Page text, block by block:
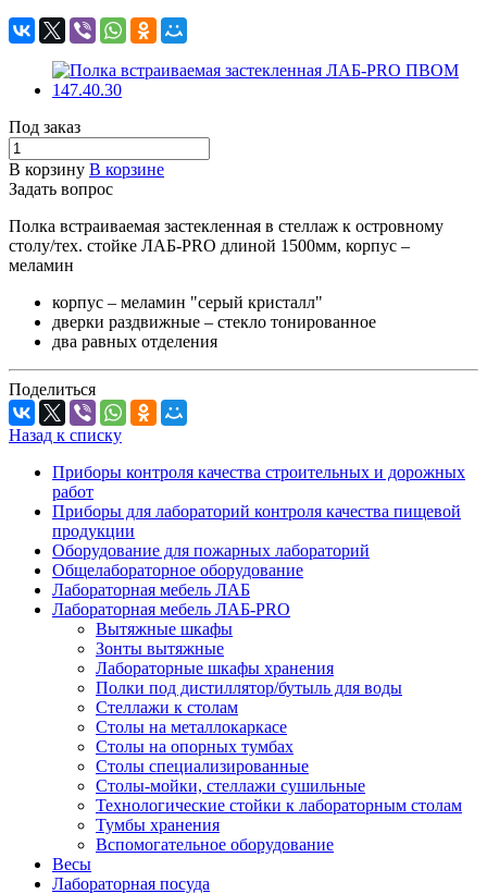
Под заказ
В корзину В корзине
Задать вопрос
Полка встраиваемая застекленная в стеллаж к островному
столу/тех. стойке ЛАБ-PRO длиной 1500мм, корпус –
меламин
корпус – меламин "серый кристалл"
дверки раздвижные – стекло тонированное
два равных отделения
Поделиться
Назад к списку
Приборы контроля качества строительных и дорожных
работ
Приборы для лабораторий контроля качества пищевой
продукции
Оборудование для пожарных лабораторий
Общелабораторное оборудование
Лабораторная мебель ЛАБ
Лабораторная мебель ЛАБ-PRO
Вытяжные шкафы
Зонты вытяжные
Лабораторные шкафы хранения
Полки под дистиллятор/бутыль для воды
Стеллажи к столам
Столы на металлокаркасе
Столы на опорных тумбах
Столы специализированные
Столы-мойки, стеллажи сушильные
Технологические стойки к лабораторным столам
Тумбы хранения
Вспомогательное оборудование
Весы
Лабораторная посуда